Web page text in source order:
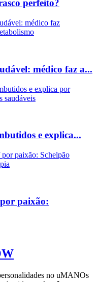
perfeito?
médico faz a...
e explica...
paixão:
no uMANOs